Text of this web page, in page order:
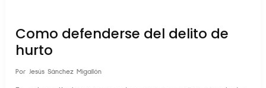
Como defenderse del delito de
hurto
Por Jesús Sánchez Migallón